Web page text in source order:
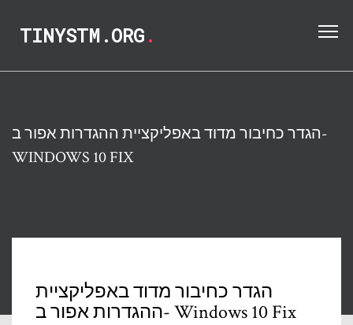
TINYSTM.ORG.
הגדר כחיבור מדוד באפליקציית ההגדרות אפור ב-
WINDOWS 10 FIX
הגדר כחיבור מדוד באפליקציית
ההגדרות אפור ב- Windows 10 Fix